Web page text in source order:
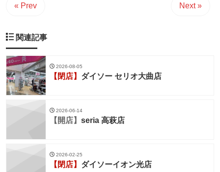
« Prev Next »
関連記事
2026-08-05
【閉店】 ダイソー セリオ大曲店
2026-06-14
【開店】 seria 高萩店
2026-02-25
【閉店】 ダイソーイオン光店